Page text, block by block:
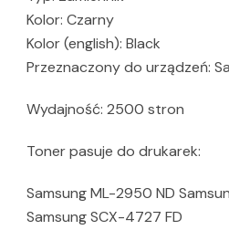
Kolor: Czarny
Kolor (english): Black
Przeznaczony do urządzeń:
Wydajność: 2500 stron
Toner pasuje do drukarek:
Samsung ML-2950 ND
Samsung SCX-4727 FD